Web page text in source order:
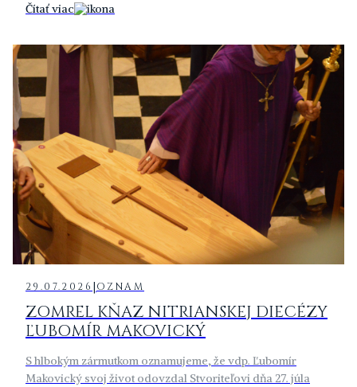
Čítať viac
29.07.2026 |OZNAM
ZOMREL KŇAZ NITRIANSKEJ DIECÉZY
ĽUBOMÍR MAKOVICKÝ
S hlbokým zármutkom oznamujeme, že vdp. Ľubomír
Makovický svoj život odovzdal Stvoriteľovi dňa 27. júla